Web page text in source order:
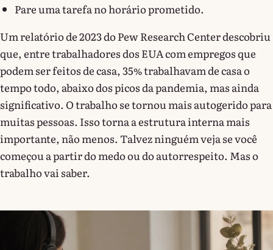
Pare uma tarefa no horário prometido.
Um relatório de 2023 do Pew Research Center descobriu
que, entre trabalhadores dos EUA com empregos que
podem ser feitos de casa, 35% trabalhavam de casa o
tempo todo, abaixo dos picos da pandemia, mas ainda
significativo. O trabalho se tornou mais autogerido para
muitas pessoas. Isso torna a estrutura interna mais
importante, não menos. Talvez ninguém veja se você
começou a partir do medo ou do autorrespeito. Mas o
trabalho vai saber.